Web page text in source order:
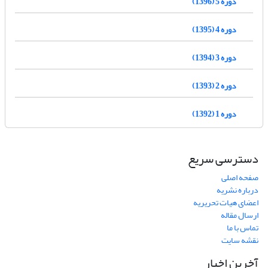
دوره 4 (1395)
دوره 3 (1394)
دوره 2 (1393)
دوره 1 (1392)
دسترسی سریع
صفحه اصلی
درباره نشریه
اعضای هیات تحریریه
ارسال مقاله
تماس با ما
نقشه سایت
آخرین اخبار